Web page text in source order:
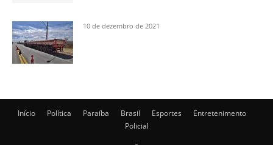
10 de dezembro de 2021
Início Política Paraíba Brasil Esportes
Entretenimento
Policial